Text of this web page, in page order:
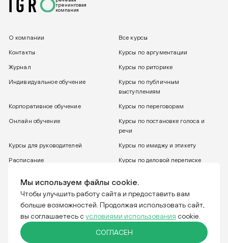
Мы используем файлы cookie.
Чтобы улучшить работу сайта и предоставить вам
больше возможностей. Продолжая использовать сайт,
вы соглашаетесь с условиями использования cookie.
СОГЛАСЕН
тренинговая
компания
О компании Все курсы
Контакты Курсы по аргументации
Журнал Курсы по риторике
Индивидуальное обучение
Курсы по публичным
выступлениям
Корпоративное обучение Курсы по переговорам
Онлайн обучение
Курсы по постановке голоса и
речи
Курсы для руководителей Курсы по имиджу и этикету
Расписание Курсы по деловой переписке